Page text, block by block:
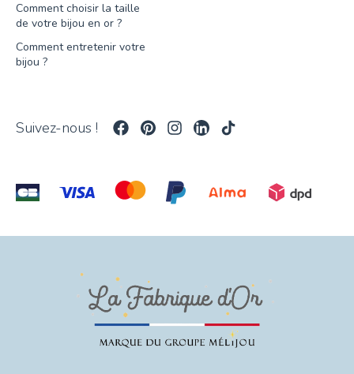
Comment choisir la taille
de votre bijou en or ?
Comment entretenir votre
bijou ?
Suivez-nous !